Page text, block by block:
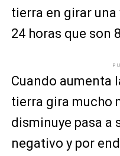
tierra en girar una
24 horas que son
Cuando aumenta
tierra gira mucho
disminuye pasa a
negativo y por